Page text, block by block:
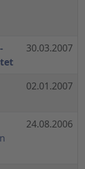
30.03.2007
02.01.2007
24.08.2006